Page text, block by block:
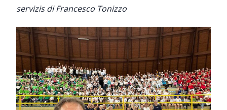
servizis di Francesco Tonizzo